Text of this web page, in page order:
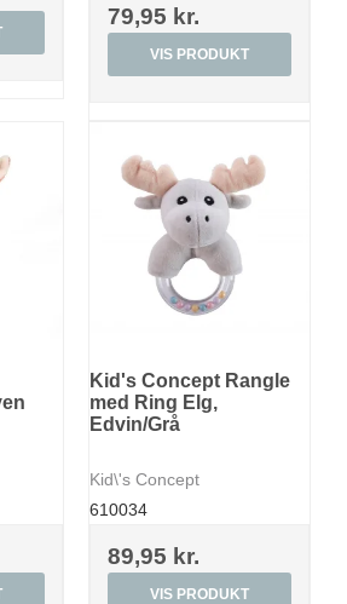
79,95 kr.
VIS PRODUKT
Kid's Concept Rangle
med Ring Elg,
Edvin/Grå
Kid\'s Concept
610034
89,95 kr.
VIS PRODUKT